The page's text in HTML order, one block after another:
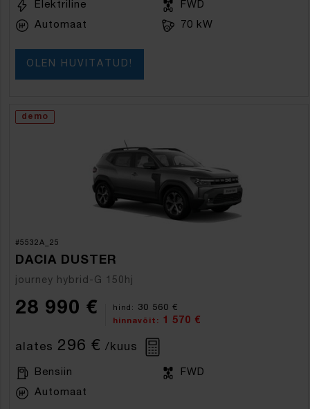
Elektriline
FWD
Automaat
70 kW
OLEN HUVITATUD!
demo
#5532A_25
DACIA DUSTER
journey hybrid-G 150hj
28 990 € hind: 30 560 €
hinnavõit: 1 570 €
alates 296 € /kuus
Bensiin
FWD
Automaat